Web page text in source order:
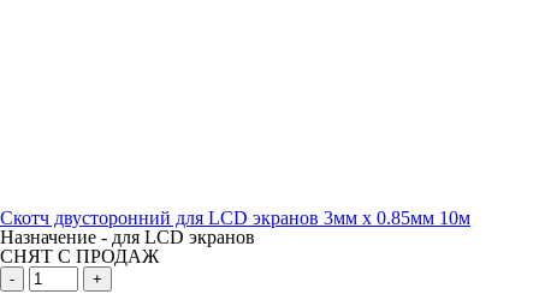
Скотч двусторонний для LCD экранов 3мм х 0.85мм 10м
Назначение - для LCD экранов
СНЯТ С ПРОДАЖ
- +